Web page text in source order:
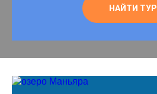
НАЙТИ ТУР